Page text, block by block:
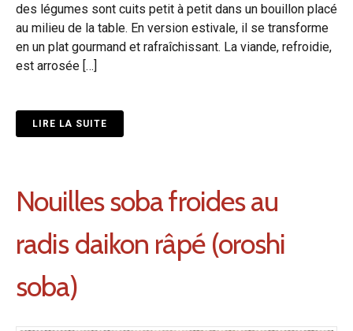
des légumes sont cuits petit à petit dans un bouillon placé
au milieu de la table. En version estivale, il se transforme
en un plat gourmand et rafraîchissant. La viande, refroidie,
est arrosée […]
LIRE LA SUITE
Nouilles soba froides au
radis daikon râpé (oroshi
soba)